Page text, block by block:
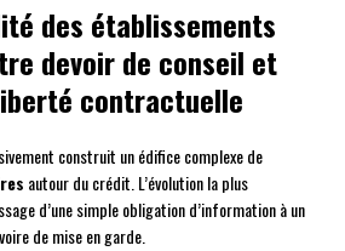
des établissements
devoir de conseil et
contractuelle
construit un édifice complexe de
autour du crédit. L’évolution la plus
d’une simple obligation d’information à un
de mise en garde.